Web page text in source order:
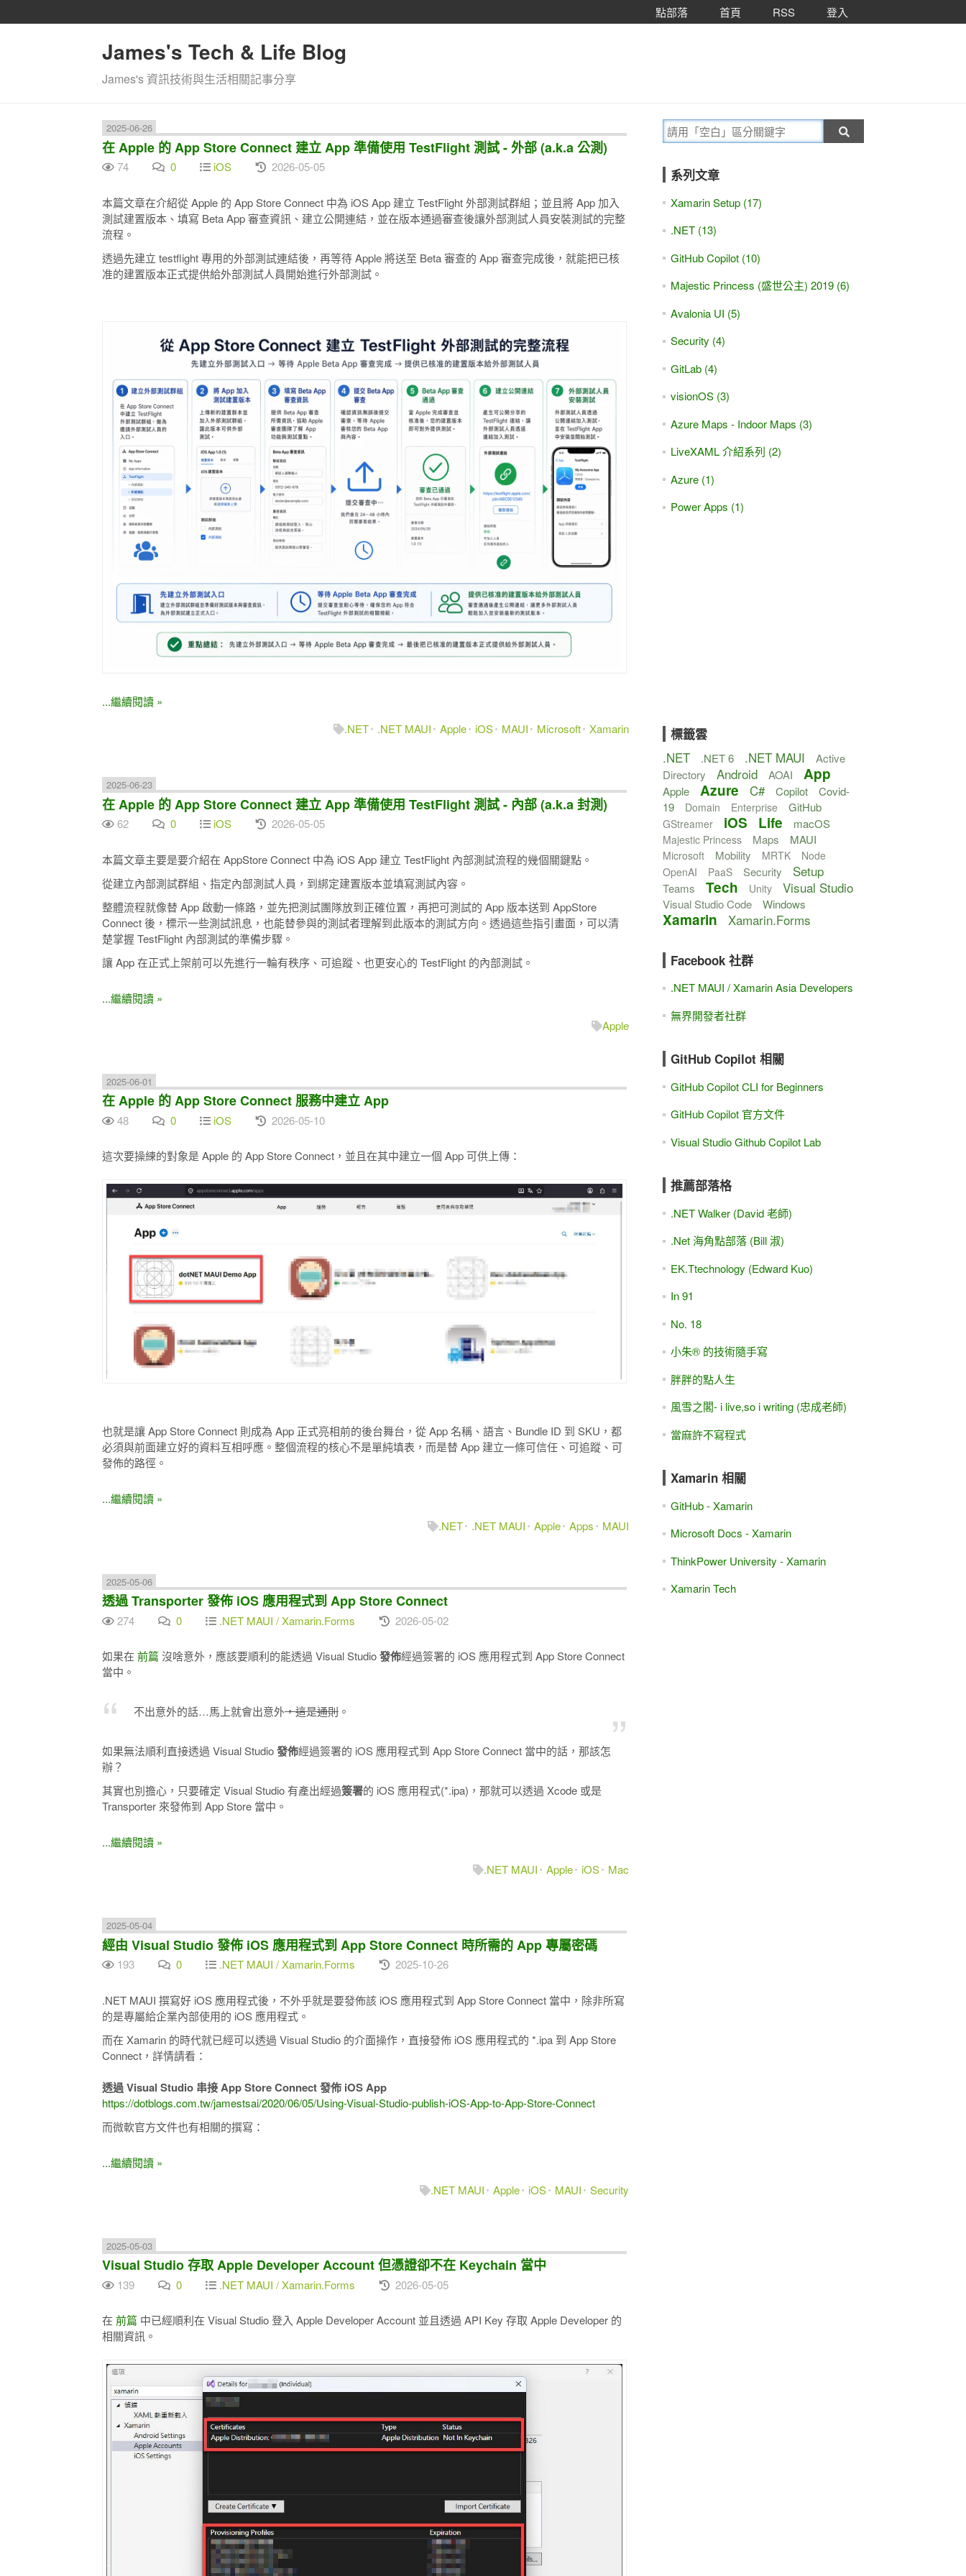
點部落 首頁 RSS 登入
James's Tech & Life Blog
James's 資訊技術與生活相關記事分享
2025-06-26
在 Apple 的 App Store Connect 建立 App 準備使用 TestFlight 測試 - 外部 (a.k.a 公測)
74 0 iOS 2026-05-05
本篇文章在介紹從 Apple 的 App Store Connect 中為 iOS App 建立 TestFlight 外部測試群組；並且將 App 加入
測試建置版本、填寫 Beta App 審查資訊、建立公開連結，並在版本通過審查後讓外部測試人員安裝測試的完整
流程。
透過先建立 testflight 專用的外部測試連結後，再等待 Apple 將送至 Beta 審查的 App 審查完成後，就能把已核
准的建置版本正式提供給外部測試人員開始進行外部測試。
...繼續閱讀 »
.NET
.NET MAUI Apple iOS MAUI Microsoft Xamarin
2025-06-23
在 Apple 的 App Store Connect 建立 App 準備使用 TestFlight 測試 - 內部 (a.k.a 封測)
62 0 iOS 2026-05-05
本篇文章主要是要介紹在 AppStore Connect 中為 iOS App 建立 TestFlight 內部測試流程的幾個關鍵點。
從建立內部測試群組、指定內部測試人員，到綁定建置版本並填寫測試內容。
整體流程就像替 App 啟動一條路，並先把測試團隊放到正確位置，再把可測試的 App 版本送到 AppStore
Connect 後，標示一些測試訊息，也能替參與的測試者理解到此版本的測試方向。透過這些指引畫面，可以清
楚掌握 TestFlight 內部測試的準備步驟。
讓 App 在正式上架前可以先進行一輪有秩序、可追蹤、也更安心的 TestFlight 的內部測試。
...繼續閱讀 »
Apple
2025-06-01
在 Apple 的 App Store Connect 服務中建立 App
48 0 iOS 2026-05-10
這次要操練的對象是 Apple 的 App Store Connect，並且在其中建立一個 App 可供上傳：
也就是讓 App Store Connect 則成為 App 正式亮相前的後台舞台，從 App 名稱、語言、Bundle ID 到 SKU，都
必須與前面建立好的資料互相呼應。整個流程的核心不是單純填表，而是替 App 建立一條可信任、可追蹤、可
發佈的路徑。
...繼續閱讀 »
.NET
.NET MAUI Apple Apps MAUI
2025-05-06
透過 Transporter 發佈 iOS 應用程式到 App Store Connect
274 0 .NET MAUI / Xamarin.Forms 2026-05-02
如果在 前篇沒啥意外，應該要順利的能透過 Visual Studio發佈經過簽署的 iOS 應用程式到 App Store Connect
當中。
不出意外的話…馬上就會出意外，這是通則 。
如果無法順利直接透過 Visual Studio發佈經過簽署的 iOS 應用程式到 App Store Connect 當中的話，那該怎
辦？
其實也別擔心，只要確定 Visual Studio 有產出經過簽署的 iOS 應用程式(*.ipa)，那就可以透過 Xcode 或是
Transporter 來發佈到 App Store 當中。
...繼續閱讀 »
.NET MAUI
Apple iOS Mac
2025-05-04
經由 Visual Studio 發佈 iOS 應用程式到 App Store Connect 時所需的 App 專屬密碼
193 0 .NET MAUI / Xamarin.Forms 2025-10-26
.NET MAUI 撰寫好 iOS 應用程式後，不外乎就是要發佈該 iOS 應用程式到 App Store Connect 當中，除非所寫
的是專屬給企業內部使用的 iOS 應用程式。
而在 Xamarin 的時代就已經可以透過 Visual Studio 的介面操作，直接發佈 iOS 應用程式的 *.ipa 到 App Store
Connect，詳情請看：
透過 Visual Studio 串接 App Store Connect 發佈 iOS App
https://dotblogs.com.tw/jamestsai/2020/06/05/Using-Visual-Studio-publish-iOS-App-to-App-Store-Connect
而微軟官方文件也有相關的撰寫：
...繼續閱讀 »
.NET MAUI
Apple iOS MAUI Security
2025-05-03
Visual Studio 存取 Apple Developer Account 但憑證卻不在 Keychain 當中
139 0 .NET MAUI / Xamarin.Forms 2026-05-05
在 前篇 中已經順利在 Visual Studio 登入 Apple Developer Account 並且透過 API Key 存取 Apple Developer 的
相關資訊。
系列文章
Xamarin Setup (17)
.NET (13)
GitHub Copilot (10)
Majestic Princess (盛世公主) 2019 (6)
Avalonia UI (5)
Security (4)
GitLab (4)
visionOS (3)
Azure Maps - Indoor Maps (3)
LiveXAML 介紹系列 (2)
Azure (1)
Power Apps (1)
標籤雲
.NET .NET 6 .NET MAUI
Active
Directory
Android AOAI App
Apple Azure C# Copilot
Covid-
19
Domain Enterprise GitHub
GStreamer iOS Life macOS
Majestic Princess Maps MAUI
Microsoft Mobility MRTK
Node
OpenAI
PaaS Security Setup
Teams Tech Unity Visual Studio
Visual Studio Code Windows
Xamarin Xamarin.Forms
Facebook 社群
.NET MAUI / Xamarin Asia Developers
無界開發者社群
GitHub Copilot 相關
GitHub Copilot CLI for Beginners
GitHub Copilot 官方文件
Visual Studio Github Copilot Lab
推薦部落格
.NET Walker (David 老師)
.Net 海角點部落 (Bill 淑)
EK.Ttechnology (Edward Kuo)
In 91
No. 18
小朱® 的技術隨手寫
胖胖的點人生
風雪之閣- i live,so i writing (忠成老師)
當麻許不寫程式
Xamarin 相關
GitHub - Xamarin
Microsoft Docs - Xamarin
ThinkPower University - Xamarin
Xamarin Tech